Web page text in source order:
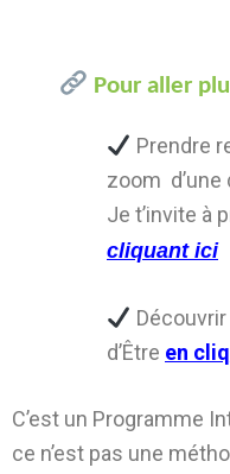
Pour aller
Prendre
zoom d’une
Je t’invite à
cliquant ici
Découvrir
d’Être en
C’est un Programme
ce n’est pas une